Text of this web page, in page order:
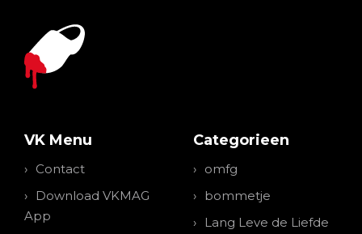
VK Menu
Contact
Download VKMAG
App
Categorieen
omfg
bommetje
Lang Leve de Liefde